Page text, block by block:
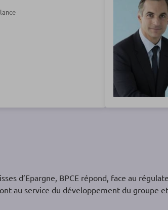
d’Epargne, BPCE répond, face au
au service du développement du groupe